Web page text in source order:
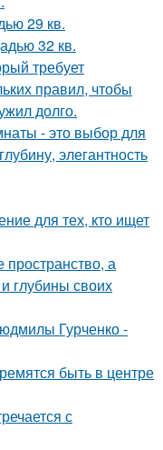
29 кв.
32 кв.
требует
правил, чтобы
долго.
- это выбор для
элегантность
для тех, кто ищет
пространство, а
глубины своих
Гурченко -
быть в центре
с